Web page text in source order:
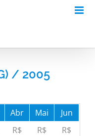
/ 2005
Abr Mai
Jun
R$
R$
R$